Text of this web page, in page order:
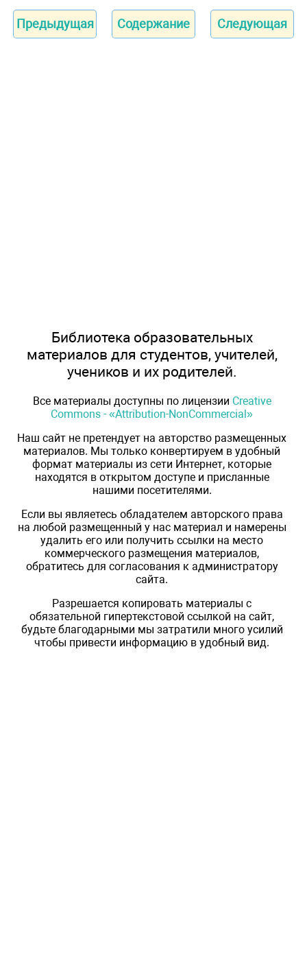
Предыдущая Содержание Следующая
Библиотека образовательных
материалов для студентов, учителей,
учеников и их родителей.
Все материалы доступны по лицензии Creative
Commons - «Attribution-NonCommercial»
Наш сайт не претендует на авторство размещенных
материалов. Мы только конвертируем в удобный
формат материалы из сети Интернет, которые
находятся в открытом доступе и присланные
нашими посетителями.
Если вы являетесь обладателем авторского права
на любой размещенный у нас материал и намерены
удалить его или получить ссылки на место
коммерческого размещения материалов,
обратитесь для согласования к администратору
сайта.
Разрешается копировать материалы с
обязательной гипертекстовой ссылкой на сайт,
будьте благодарными мы затратили много усилий
чтобы привести информацию в удобный вид.